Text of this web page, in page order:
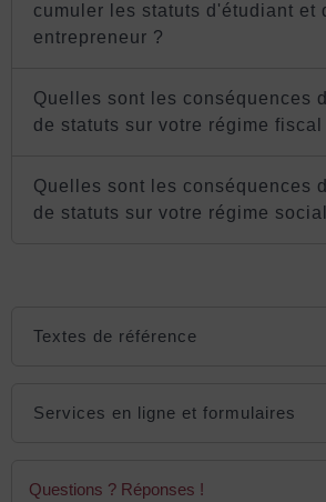
cumuler les statuts d'étudiant et
entrepreneur ?
Quelles sont les conséquences
de statuts sur votre régime fiscal
Quelles sont les conséquences
de statuts sur votre régime
Textes de référence
Services en ligne et formulaires
Questions ? Réponses !